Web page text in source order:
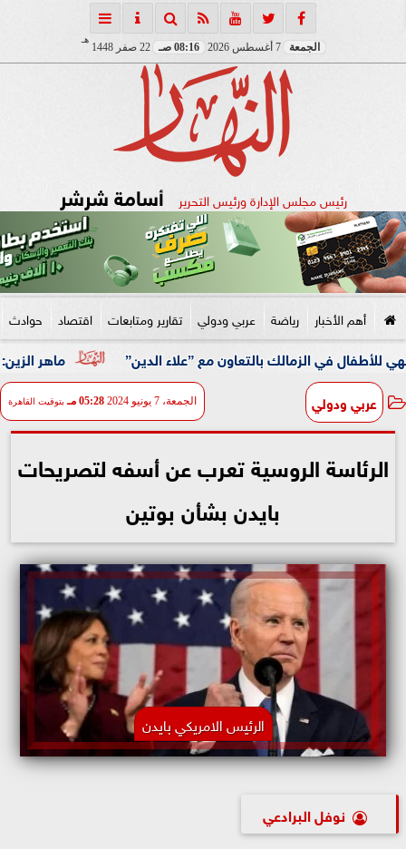
الجمعة 7 أغسطس 2026 08:16 صـ 22 صفر 1448
هـ
رئيس مجلس الإدارة ورئيس التحرير أسامة شرشر
أهم الأخبار رياضة عربي ودولي تقارير ومتابعات اقتصاد حوادث
ماهر الزين: 25 حافلة تُعيد 1250 سودانيًا ضمن الفوج الـ41.. والالتزام بوثائق السفر عزز انسيابية العودة الطوعية الزمالك بالتعاون مع ”علاء الدين”
عربي ودولي الجمعة، 7 يونيو 2024 05:28 مـ بتوقيت القاهرة
الرئاسة الروسية تعرب عن أسفه لتصريحات
بايدن بشأن بوتين
الرئيس الامريكي بايدن
نوفل البرادعي